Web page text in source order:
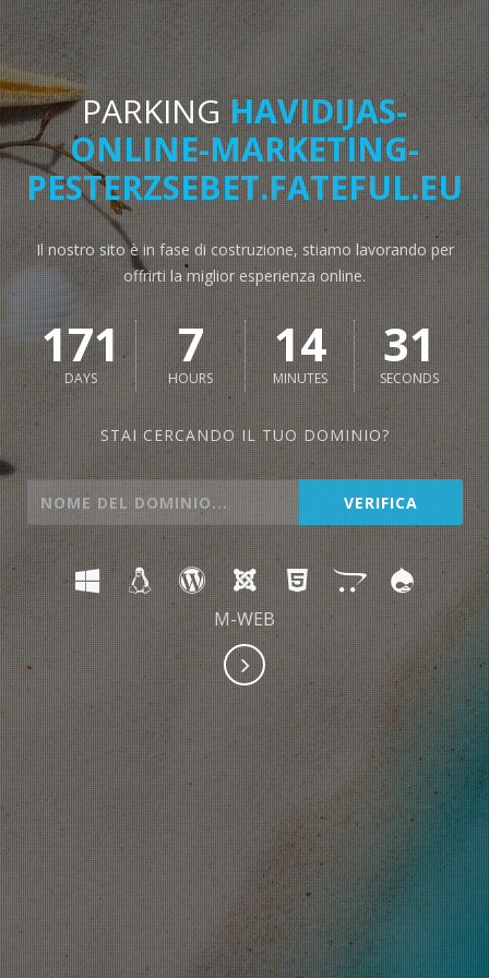
PARKINGHAVIDIJAS-
ONLINE-MARKETING-
PESTERZSEBET.FATEFUL.EU
Il nostro sito è in fase di costruzione, stiamo lavorando per
offrirti la miglior esperienza online.
171
DAYS
7
HOURS
14
MINUTES
31
SECONDS
STAI CERCANDO IL TUO DOMINIO?
M-WEB